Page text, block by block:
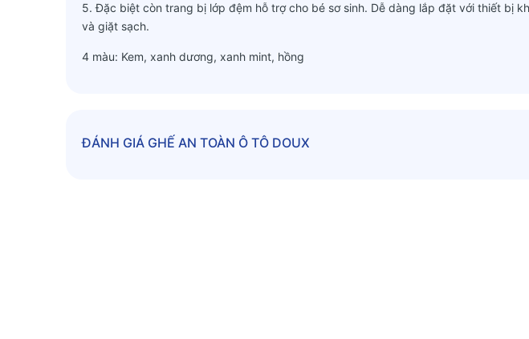
5. Đặc biệt còn trang bị lớp đệm hỗ trợ cho bé sơ sinh. Dễ dàng lắp đặt với thiết bị
và giặt sạch.
4 màu: Kem, xanh dương, xanh mint, hồng
ĐÁNH GIÁ GHẾ AN TOÀN Ô TÔ DOUX